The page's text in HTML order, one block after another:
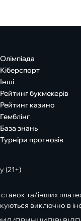
Олімпіада
Кіберспорт
Інші
Рейтинг букмекерів
Рейтинг казино
Гемблінг
База знань
Турніри прогнозів
(21+)
та/інших
виключно в